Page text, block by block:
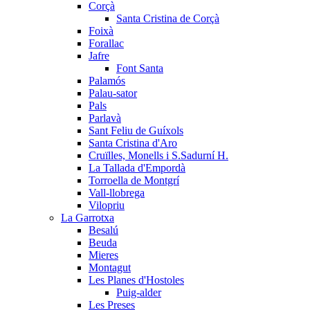
Corçà
Santa Cristina de Corçà
Foixà
Forallac
Jafre
Font Santa
Palamós
Palau-sator
Pals
Parlavà
Sant Feliu de Guíxols
Santa Cristina d'Aro
Cruïlles, Monells i S.Sadurní H.
La Tallada d'Empordà
Torroella de Montgrí
Vall-llobrega
Vilopriu
La Garrotxa
Besalú
Beuda
Mieres
Montagut
Les Planes d'Hostoles
Puig-alder
Les Preses